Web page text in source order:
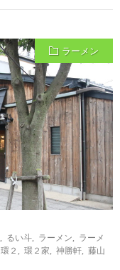
ラーメン
るい斗 ラーメン
ラーメ
環２ 環２家 神勝軒
藤山